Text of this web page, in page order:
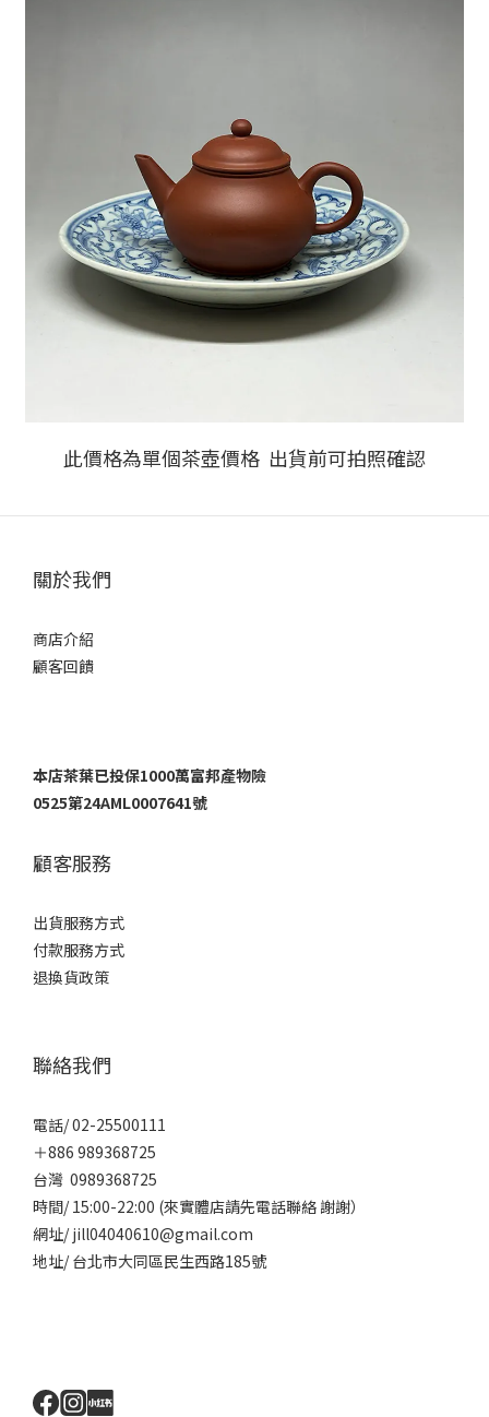
此價格為單個茶壺價格 出貨前可拍照確認
關於我們
商店介紹
顧客回饋
本店茶葉已投保1000萬富邦產物險
0525第24AML0007641號
顧客服務
出貨服務方式
付款服務方式
退換貨政策
聯絡我們
電話/ 02-25500111
＋886 989368725
台灣 0989368725
時間/ 15:00-22:00 (來實體店請先電話聯絡 謝謝）
網址/ jill04040610@gmail.com
地址/ 台北市大同區民生西路185號